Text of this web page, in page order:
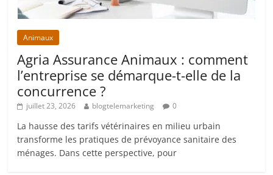
Animaux
Agria Assurance Animaux : comment
l’entreprise se démarque-t-elle de la
concurrence ?
juillet 23, 2026 blogtelemarketing 0
La hausse des tarifs vétérinaires en milieu urbain
transforme les pratiques de prévoyance sanitaire des
ménages. Dans cette perspective, pour